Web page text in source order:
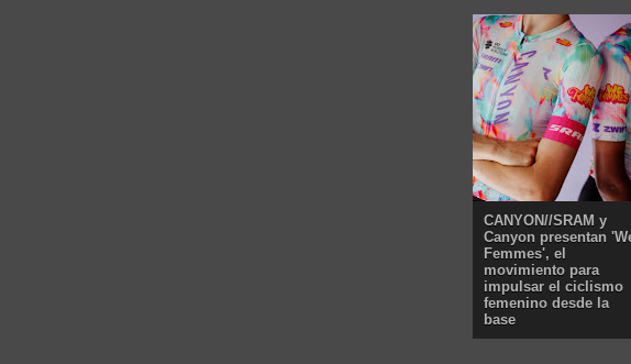
CANYON//SRAM y
Canyon presentan
Femmes', el
movimiento para
impulsar el ciclismo
femenino desde la
base